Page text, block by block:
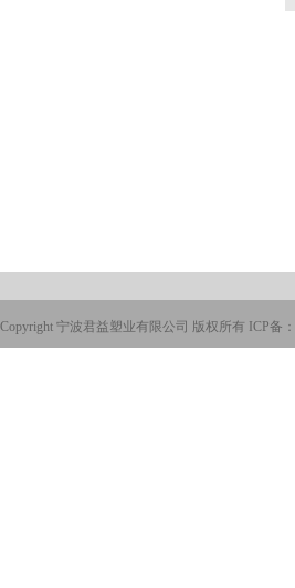
Copyright 宁波君益塑业有限公司 版权所有 ICP备：